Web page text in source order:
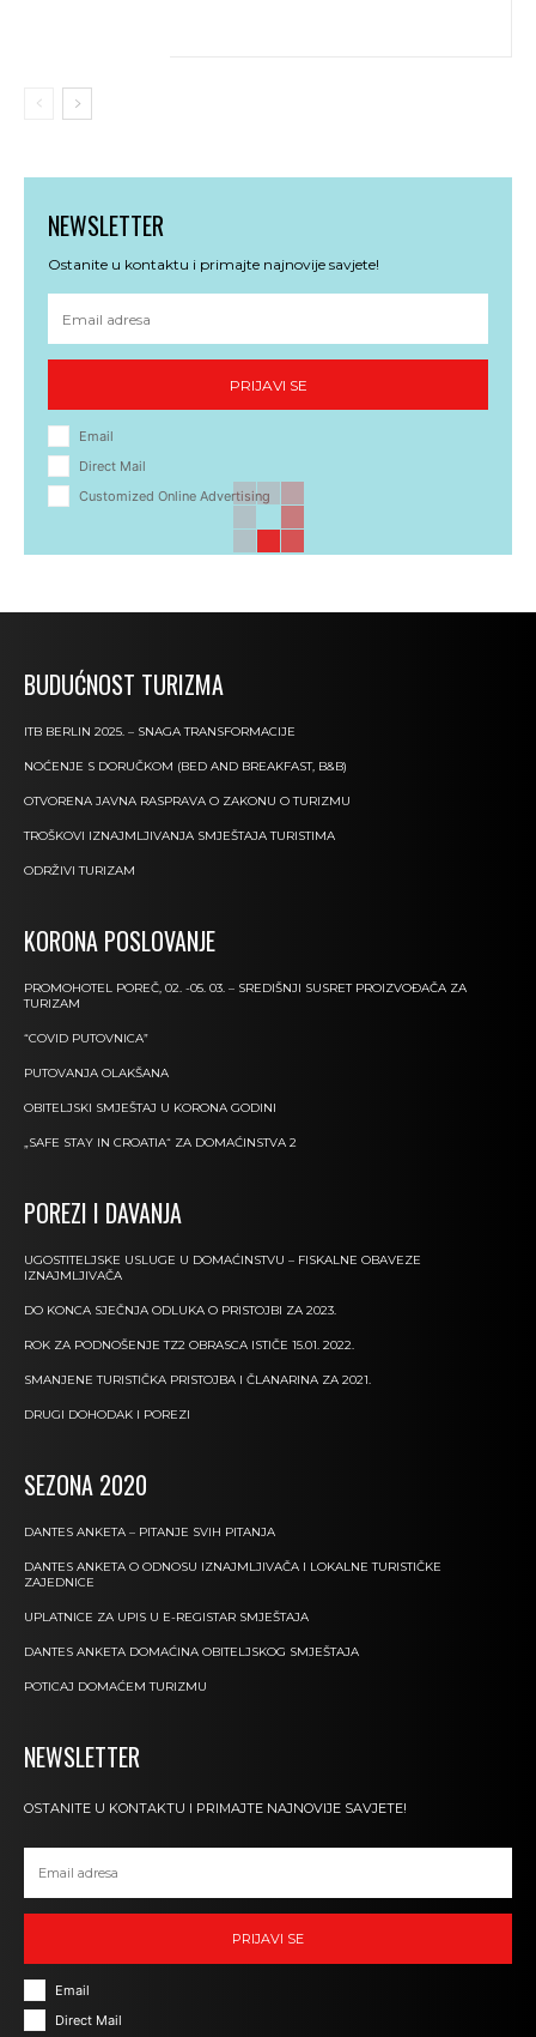
NEWSLETTER
Ostanite u kontaktu i primajte najnovije savjete!
PRIJAVI SE
Email
Direct Mail
Customized Online Advertising
BUDUĆNOST TURIZMA
ITB BERLIN 2025. – SNAGA TRANSFORMACIJE
NOĆENJE S DORUČKOM (BED AND BREAKFAST, B&B)
OTVORENA JAVNA RASPRAVA O ZAKONU O TURIZMU
TROŠKOVI IZNAJMLJIVANJA SMJEŠTAJA TURISTIMA
ODRŽIVI TURIZAM
KORONA POSLOVANJE
PROMOHOTEL POREČ, 02. -05. 03. – SREDIŠNJI SUSRET PROIZVOĐAČA ZA
TURIZAM
“COVID PUTOVNICA”
PUTOVANJA OLAKŠANA
OBITELJSKI SMJEŠTAJ U KORONA GODINI
„SAFE STAY IN CROATIA“ ZA DOMAĆINSTVA 2
POREZI I DAVANJA
UGOSTITELJSKE USLUGE U DOMAĆINSTVU – FISKALNE OBAVEZE
IZNAJMLJIVAČA
DO KONCA SJEČNJA ODLUKA O PRISTOJBI ZA 2023.
ROK ZA PODNOŠENJE TZ2 OBRASCA ISTIČE 15.01. 2022.
SMANJENE TURISTIČKA PRISTOJBA I ČLANARINA ZA 2021.
DRUGI DOHODAK I POREZI
SEZONA 2020
DANTES ANKETA – PITANJE SVIH PITANJA
DANTES ANKETA O ODNOSU IZNAJMLJIVAČA I LOKALNE TURISTIČKE
ZAJEDNICE
UPLATNICE ZA UPIS U E-REGISTAR SMJEŠTAJA
DANTES ANKETA DOMAĆINA OBITELJSKOG SMJEŠTAJA
POTICAJ DOMAĆEM TURIZMU
NEWSLETTER
OSTANITE U KONTAKTU I PRIMAJTE NAJNOVIJE SAVJETE!
PRIJAVI SE
Email
Direct Mail